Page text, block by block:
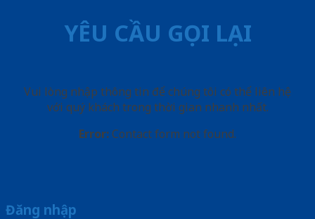
YÊU CẦU GỌI LẠI
Vui lòng nhập thông tin để chúng tôi có thể liên hệ
với quý khách trong thời gian nhanh nhất.
Error: Contact form not found.
Đăng nhập